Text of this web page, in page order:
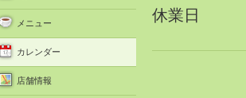
休業日
メニュー
カレンダー
店舗情報